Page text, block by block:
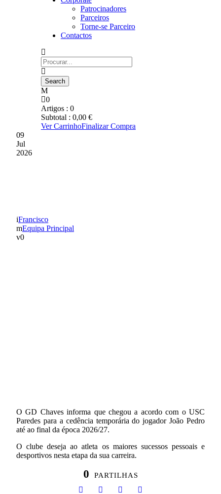
Patrocinadores
Parceiros
Torne-se Parceiro
Contactos
0
Artigos : 0
Subtotal : 0,00 €
Ver CarrinhoFinalizar Compra
09
Jul
2026
Francisco
Equipa Principal
0
O GD Chaves informa que chegou a acordo com o USC
Paredes para a cedência temporária do jogador João Pedro
até ao final da época 2026/27.
O clube deseja ao atleta os maiores sucessos pessoais e
desportivos nesta etapa da sua carreira.
0 PARTILHAS